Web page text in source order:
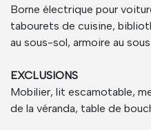
Borne électrique pour
tabourets de cuisine,
au sous-sol, armoire au
EXCLUSIONS
Mobilier, lit escamotable,
de la véranda, table de